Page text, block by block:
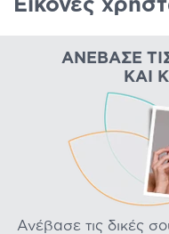
Εικόνες
ΑΝΈΒΑΣΕ
ΚΑΙ
Ανέβασε τις δικές